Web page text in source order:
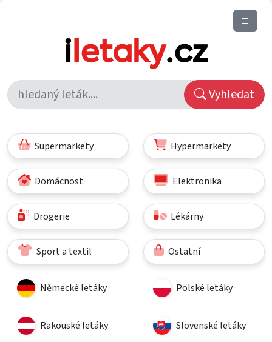
Vyhledat
Supermarkety Hypermarkety
Domácnost Elektronika
Drogerie Lékárny
Sport a textil Ostatní
Německé letáky Polské letáky
Rakouské letáky Slovenské letáky